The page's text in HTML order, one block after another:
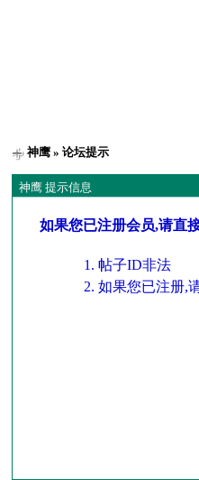
神鹰 » 论坛提示
神鹰 提示信息
如果您已注册会员,请直
帖子ID非法
如果您已注册,